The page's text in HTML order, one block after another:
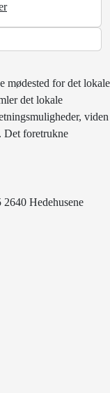
mødested for det lokale
det lokale
viden
Det foretrukne
Hedehusene